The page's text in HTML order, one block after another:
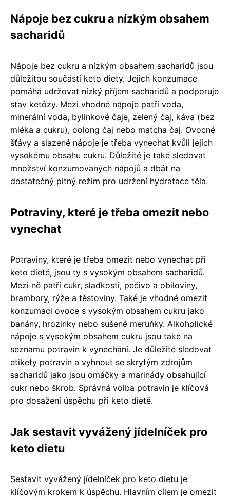
Nápoje bez cukru a nízkým obsahem
sacharidů
Nápoje bez cukru a nízkým obsahem sacharidů jsou
důležitou součástí keto diety. Jejich konzumace
pomáhá udržovat nízký příjem sacharidů a podporuje
stav ketózy. Mezi vhodné nápoje patří voda,
minerální voda, bylinkové čaje, zelený čaj, káva (bez
mléka a cukru), oolong čaj nebo matcha čaj. Ovocné
šťávy a slazené nápoje je třeba vynechat kvůli jejich
vysokému obsahu cukru. Důležité je také sledovat
množství konzumovaných nápojů a dbát na
dostatečný pitný režim pro udržení hydratace těla.
Potraviny, které je třeba omezit nebo
vynechat
Potraviny, které je třeba omezit nebo vynechat při
keto dietě, jsou ty s vysokým obsahem sacharidů.
Mezi ně patří cukr, sladkosti, pečivo a obiloviny,
brambory, rýže a těstoviny. Také je vhodné omezit
konzumaci ovoce s vysokým obsahem cukru jako
banány, hrozinky nebo sušené meruňky. Alkoholické
nápoje s vysokým obsahem cukru jsou také na
seznamu potravin k vynechání. Je důležité sledovat
etikety potravin a vyhnout se skrytým zdrojům
sacharidů jako jsou omáčky a marinády obsahující
cukr nebo škrob. Správná volba potravin je klíčová
pro dosažení úspěchu při keto dietě.
Jak sestavit vyvážený jídelníček pro
keto dietu
Sestavit vyvážený jídelníček pro keto dietu je
klíčovým krokem k úspěchu. Hlavním cílem je omezit